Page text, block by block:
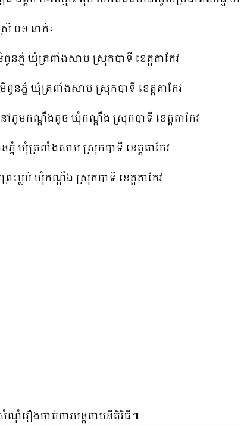
០១ នាក់÷
ភ្នំ ឃុំត្រពាំងសាប ស្រុកបាទី ខេត្តតាកែវ
ភ្នំ ឃុំត្រពាំងសាប ស្រុកបាទី ខេត្តតាកែវ
មកណ្ដឹងតូច ឃុំកណ្ដឹង ស្រុកបាទី ខេត្តតាកែវ
ឃុំត្រពាំងសាប ស្រុកបាទី ខេត្តតាកែវ
ម្លប់ ឃុំកណ្ដឹង ស្រុកបាទី ខេត្តតាកែវ
ណុំរឿងចាត់ការបន្តតាមនីតិវិធី៕